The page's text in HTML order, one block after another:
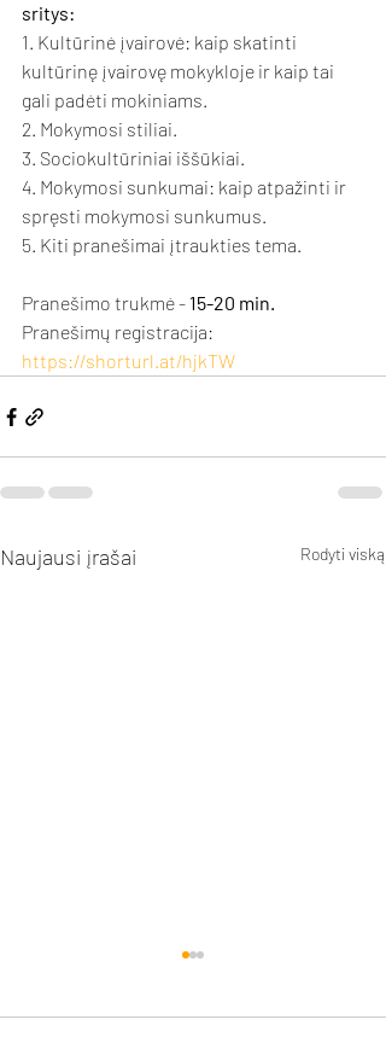
sritys:
1. Kultūrinė įvairovė: kaip skatinti
kultūrinę įvairovę mokykloje ir kaip tai
gali padėti mokiniams.
2. Mokymosi stiliai.
3. Sociokultūriniai iššūkiai.
4. Mokymosi sunkumai: kaip atpažinti ir
spręsti mokymosi sunkumus.
5. Kiti pranešimai įtraukties tema.
Pranešimo trukmė - 15-20 min.
Pranešimų registracija:
https://shorturl.at/hjkTW
Naujausi įrašai Rodyti viską